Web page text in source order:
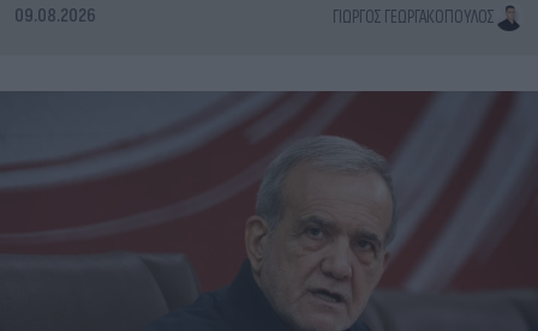
09.08.2026 ΓΙΏΡΓΟΣ ΓΕΩΡΓΑΚΌΠΟΥΛΟΣ